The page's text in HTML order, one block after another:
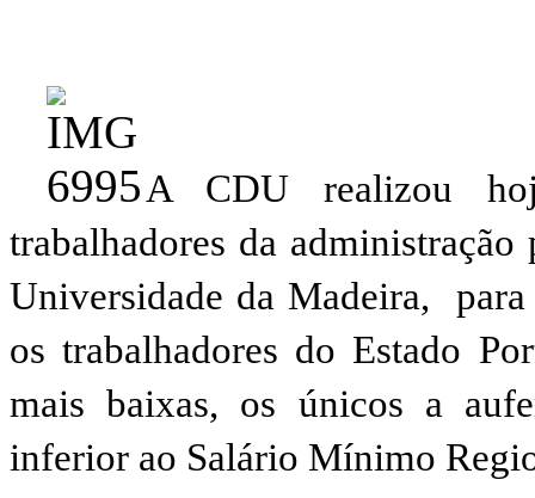
A CDU realizou
trabalhadores da
Universidade da Madeira,
os trabalhadores do Estado
mais baixas, os únicos a
inferior ao Salário Mínimo